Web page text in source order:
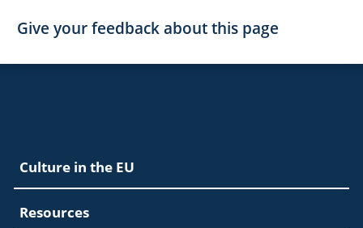
Give your feedback about this page
Culture in the EU
Resources